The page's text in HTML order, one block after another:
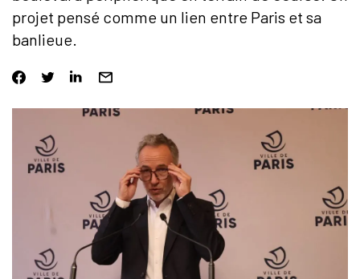
projet pensé comme un lien entre Paris et sa
banlieue.